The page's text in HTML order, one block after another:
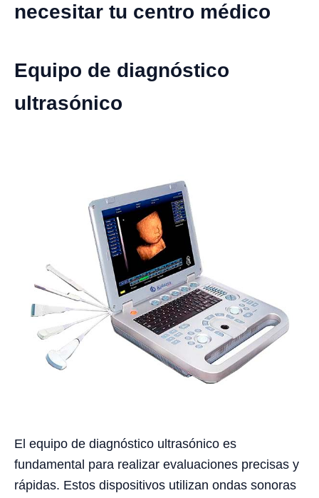
necesitar tu centro médico
Equipo de diagnóstico
ultrasónico
El equipo de diagnóstico ultrasónico es
fundamental para realizar evaluaciones precisas y
rápidas. Estos dispositivos utilizan ondas sonoras